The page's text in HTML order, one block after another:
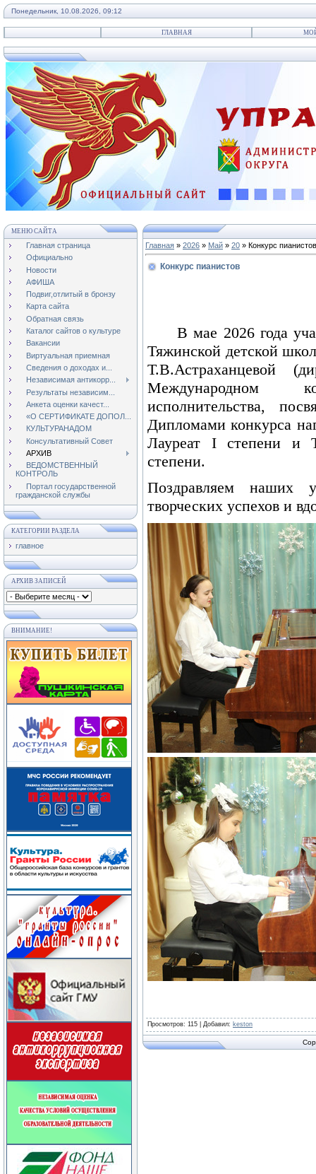
Понедельник, 10.08.2026, 09:12
ГЛАВНАЯ
МЕНЮ САЙТА
Главная страница
Официально
Новости
АФИША
Подвиг,отлитый в бронзу
Карта сайта
Обратная связь
Каталог сайтов о культуре
Вакансии
Виртуальная приемная
Сведения о доходах и...
Независимая антикорр...
Результаты независим...
Анкета оценки качест...
«О СЕРТИФИКАТЕ ДОПОЛ...
КУЛЬТУРАНАДОМ
Консультативный Совет
АРХИВ
ВЕДОМСТВЕННЫЙ
КОНТРОЛЬ
Портал государственной
гражданской службы
КАТЕГОРИИ РАЗДЕЛА
главное
АРХИВ ЗАПИСЕЙ
ВНИМАНИЕ!
Главная » 2026 » Май » 20 » Конкурс пианистов
Конкурс пианистов
В мае 2026 года
Тяжинской детской
Т.В.Астраханцевой
Международном
исполнительства,
Дипломами конкурса
Лауреат I степени и
степени.
Поздравляем наших
творческих успехов и
Просмотров: 115 | Добавил: keston